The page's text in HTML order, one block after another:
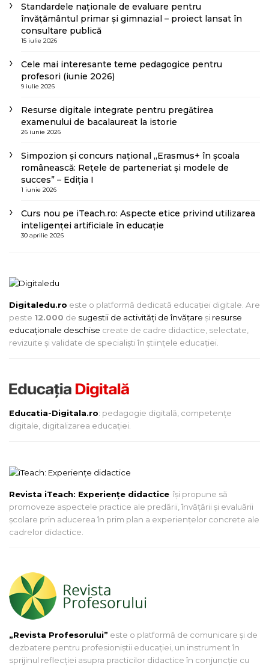
Standardele naționale de evaluare pentru
învățământul primar și gimnazial – proiect lansat în
consultare publică
15 iulie 2026
Cele mai interesante teme pedagogice pentru
profesori (iunie 2026)
9 iulie 2026
Resurse digitale integrate pentru pregătirea
examenului de bacalaureat la istorie
26 iunie 2026
Simpozion și concurs național „Erasmus+ în școala
românească: Rețele de parteneriat și modele de
succes” – Ediția I
1 iunie 2026
Curs nou pe iTeach.ro: Aspecte etice privind utilizarea
inteligenței artificiale în educație
30 aprilie 2026
Digitaledu.ro este o platformă dedicată educației digitale. Are
peste 12.000 de sugestii de activități de învățare și resurse
educaționale deschise create de cadre didactice, selectate,
revizuite și validate de specialiști în științele educației.
Educatia-Digitala.ro: pedagogie digitală, competențe
digitale, digitalizarea educației.
Revista iTeach: Experienţe didactice îşi propune să
promoveze aspectele practice ale predării, învăţării şi evaluării
şcolare prin aducerea în prim plan a experienţelor concrete ale
cadrelor didactice.
„Revista Profesorului” este o platformă de comunicare și de
dezbatere pentru profesioniștii educației, un instrument în
sprijinul reflecției asupra practicilor didactice în conjuncție cu